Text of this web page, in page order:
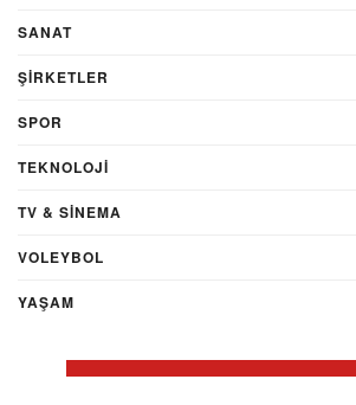
SANAT
ŞIRKETLER
SPOR
TEKNOLOJİ
TV & SINEMA
VOLEYBOL
YAŞAM